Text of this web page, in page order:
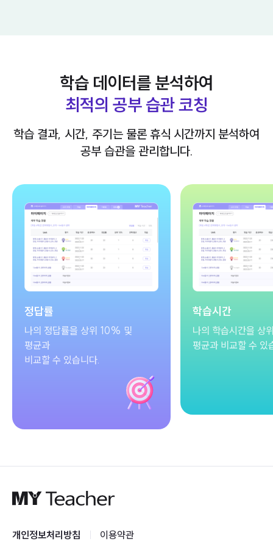
학습 데이터를 분석하여
최적의 공부 습관 코칭
학습 결과, 시간, 주기는 물론 휴식 시간까지 분석하여
공부 습관을 관리합니다.
정답률
나의 정답률을 상위 10% 및
평균과
비교할 수 있습니다.
학습시간
나의 학습시간을 상
평균과 비교할 수 있
M
e
개인정보처리방침 이용약관